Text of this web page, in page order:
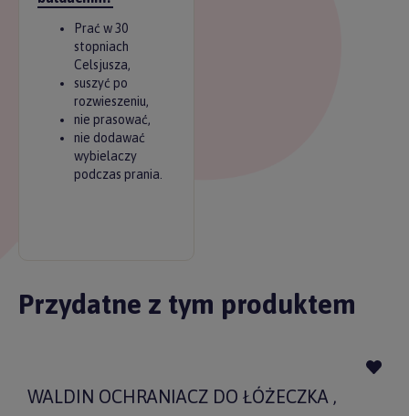
Prać w 30
stopniach
Celsjusza,
suszyć po
rozwieszeniu,
nie prasować,
nie dodawać
wybielaczy
podczas prania.
Przydatne z tym produktem
WALDIN OCHRANIACZ DO ŁÓŻECZKA ,